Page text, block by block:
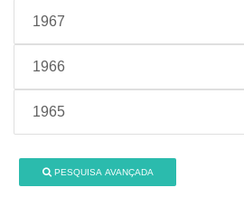
1967
1966
1965
PESQUISA AVANÇADA